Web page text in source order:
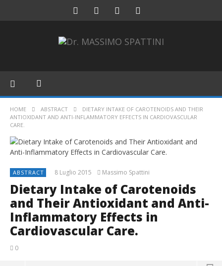
HOME ABSTRACT
DIETARY INTAKE OF CAROTENOIDS AND THEIR
ANTIOXIDANT AND ANTI-INFLAMMATORY EFFECTS IN CARDIOVASCULAR
CARE.
ABSTRACT 8 Luglio 2015 Massimo Spattini
Dietary Intake of Carotenoids
and Their Antioxidant and Anti-
Inflammatory Effects in
Cardiovascular Care.
0